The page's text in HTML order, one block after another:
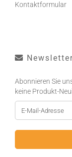
Kontaktformular
Abonnieren Sie
keine Produkt-